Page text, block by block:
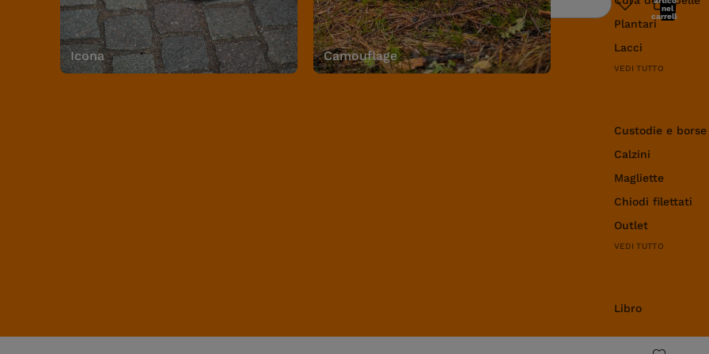
Icona Camouflage
Plantari
Lacci
VEDI TUTTO
Custodie e
Calzini
Magliette
Chiodi filettati
Outlet
VEDI TUTTO
Libro
Ricerca
nel
carrello: